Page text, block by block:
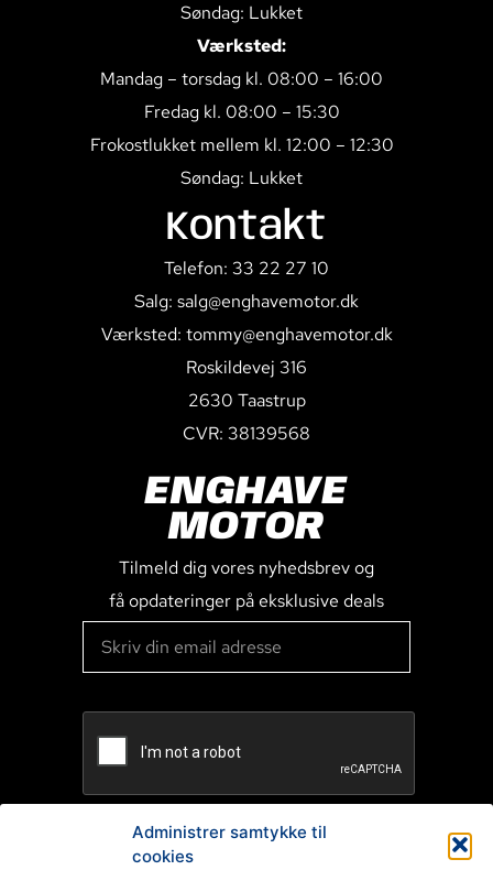
Administrer samtykke til
cookies
Søndag: Lukket
Værksted:
Mandag – torsdag kl. 08:00 – 16:00
Fredag kl. 08:00 – 15:30
Frokostlukket mellem kl. 12:00 – 12:30
Søndag: Lukket
Kontakt
Telefon: 33 22 27 10
Salg: salg@enghavemotor.dk
Værksted: tommy@enghavemotor.dk
Roskildevej 316
2630 Taastrup
CVR: 38139568
ENGHAVE
MOTOR
Tilmeld dig vores nyhedsbrev og
få opdateringer på eksklusive deals